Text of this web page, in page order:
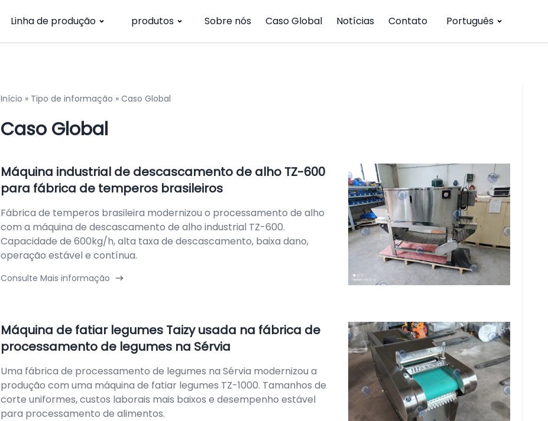
Linha de produção produtos Sobre nós Caso Global Notícias Contato Português
Início » Tipo de informação » Caso Global
Caso Global
Máquina industrial de descascamento de alho TZ-600
para fábrica de temperos brasileiros
Fábrica de temperos brasileira modernizou o processamento de alho
com a máquina de descascamento de alho industrial TZ-600.
Capacidade de 600kg/h, alta taxa de descascamento, baixa dano,
operação estável e contínua.
Consulte Mais informação
Máquina de fatiar legumes Taizy usada na fábrica de
processamento de legumes na Sérvia
Uma fábrica de processamento de legumes na Sérvia modernizou a
produção com uma máquina de fatiar legumes TZ-1000. Tamanhos de
corte uniformes, custos laborais mais baixos e desempenho estável
para processamento de alimentos.